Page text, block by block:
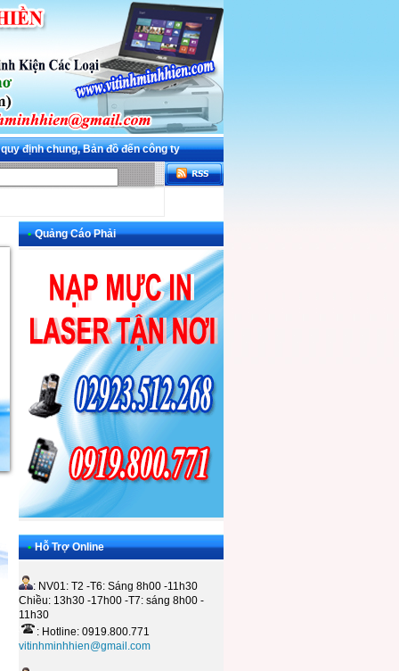
định chung, Bản đồ đến công ty
• Quảng Cáo Phải
• Hỗ Trợ Online
: NV01: T2 -T6: Sáng 8h00 -11h30
Chiều: 13h30 -17h00 -T7: sáng 8h00 -
11h30
: Hotline: 0919.800.771
vitinhminhhien@gmail.com